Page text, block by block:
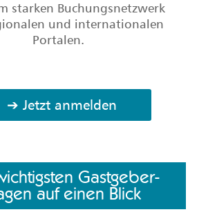
starken Buchungsnetzwerk
und internationalen
Portalen.
➔ Jetzt anmelden
Gastgeber-
auf einen Blick